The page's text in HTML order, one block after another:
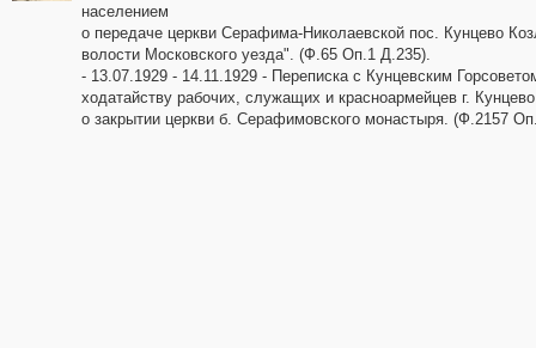
населением
о передаче церкви Серафима-Николаевской пос. Кунцево
волости Московского уезда". (Ф.65 Оп.1 Д.235).
- 13.07.1929 - 14.11.1929 - Переписка с Кунцевским
ходатайству рабочих, служащих и красноармейцев г. Кунцево
о закрытии церкви б. Серафимовского монастыря. (Ф.2157